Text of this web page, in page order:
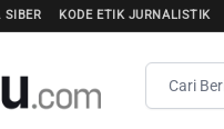
SIBER KODE ETIK JURNALISTIK